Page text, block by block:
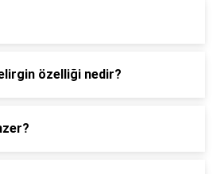
özelliği nedir?